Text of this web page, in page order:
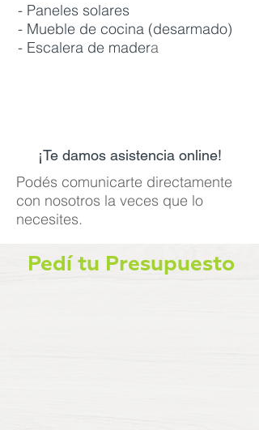
- Paneles solares
- Mueble de cocina (desarmado)
- Escalera de madera
¡Te damos asistencia online!
Podés comunicarte directamente
con nosotros ​la veces que lo
necesites.
Pedítu Presupuesto